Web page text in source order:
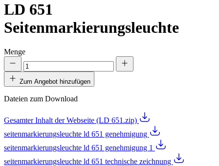
LD 651
Seitenmarkierungsleuchte
Menge
Zum Angebot hinzufügen
Dateien zum Download
Gesamter Inhalt der Webseite (LD 651.zip)
seitenmarkierungsleuchte ld 651 genehmigung
seitenmarkierungsleuchte ld 651 genehmigung 1
seitenmarkierungsleuchte ld 651 technische zeichnung